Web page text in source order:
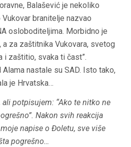
Balašević je nekoliko
branitelje nazvao
osloboditeljima. Morbidno je
za zaštitnika Vukovara, svetog
i zaštitio, svaka ti čast”.
nastale su SAD. Isto tako,
je Hrvatska…
potpisujem: “Ako te nitko ne
Nakon svih reakcija
napise o Đoletu, sve više
pogrešno…